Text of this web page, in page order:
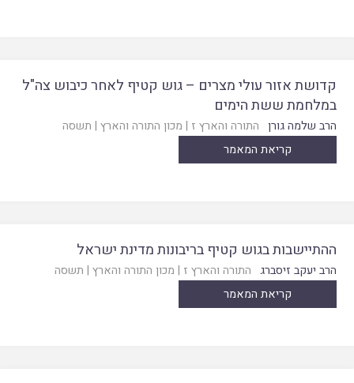
קדושת אזור עולי מצרים – גוש קטיף לאחר כיבוש צה"ל
במלחמת ששת הימים
הרב שלמה גורן התורה והארץ ז | מכון התורה והארץ | תשסה
קריאת המאמר
ההתיישבות בגוש קטיף בריבונות מדינת ישראל
הרב יעקב זיסברג התורה והארץ ז | מכון התורה והארץ | תשסה
קריאת המאמר